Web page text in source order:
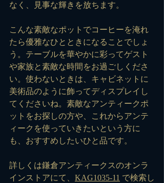
なく、見事な輝きを放ちます。
こんな素敵なポットでコーヒーを淹れ
たら優雅なひとときになることでしょ
う。テーブルを華やかに彩ってゲスト
や家族と素敵な時間をお過ごしくださ
い。使わないときは、キャビネットに
美術品のように飾ってディスプレイし
てくださいね。素敵なアンティークポ
ットをお探しの方や、これからアンテ
ィークを使っていきたいという方に
も、おすすめしたいひと品です。
詳しくは鎌倉アンティークスのオンラ
インストアにて、 KAG1035-11 で検索し